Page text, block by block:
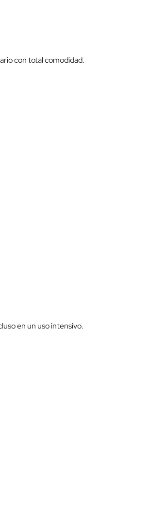
con total comodidad.
en un uso intensivo.